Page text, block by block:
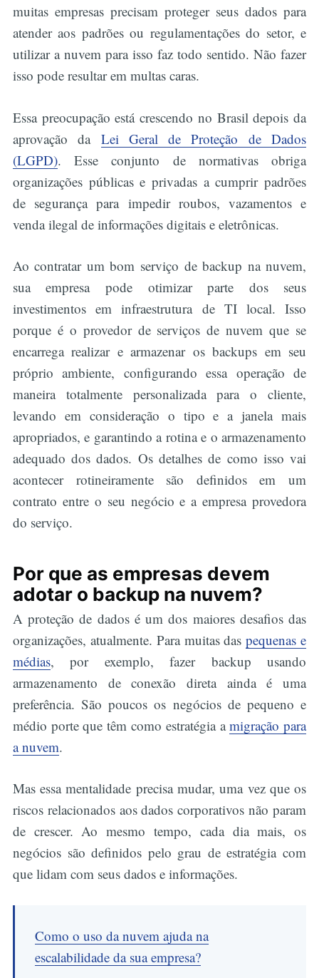
muitas empresas precisam proteger seus dados para
atender aos padrões ou regulamentações do setor, e
utilizar a nuvem para isso faz todo sentido. Não fazer
isso pode resultar em multas caras.
Essa preocupação está crescendo no Brasil depois da
aprovação da Lei Geral de Proteção de Dados
(LGPD). Esse conjunto de normativas obriga
organizações públicas e privadas a cumprir padrões
de segurança para impedir roubos, vazamentos e
venda ilegal de informações digitais e eletrônicas.
Ao contratar um bom serviço de backup na nuvem,
sua empresa pode otimizar parte dos seus
investimentos em infraestrutura de TI local. Isso
porque é o provedor de serviços de nuvem que se
encarrega realizar e armazenar os backups em seu
próprio ambiente, configurando essa operação de
maneira totalmente personalizada para o cliente,
levando em consideração o tipo e a janela mais
apropriados, e garantindo a rotina e o armazenamento
adequado dos dados. Os detalhes de como isso vai
acontecer rotineiramente são definidos em um
contrato entre o seu negócio e a empresa provedora
do serviço.
Por que as empresas devem
adotar o backup na nuvem?
A proteção de dados é um dos maiores desafios das
organizações, atualmente. Para muitas daspequenas e
médias, por exemplo, fazer backup usando
armazenamento de conexão direta ainda é uma
preferência. São poucos os negócios de pequeno e
médio porte que têm como estratégia amigração para
a nuvem.
Mas essa mentalidade precisa mudar, uma vez que os
riscos relacionados aos dados corporativos não param
de crescer. Ao mesmo tempo, cada dia mais, os
negócios são definidos pelo grau de estratégia com
que lidam com seus dados e informações.
Como o uso da nuvem ajuda na
escalabilidade da sua empresa?